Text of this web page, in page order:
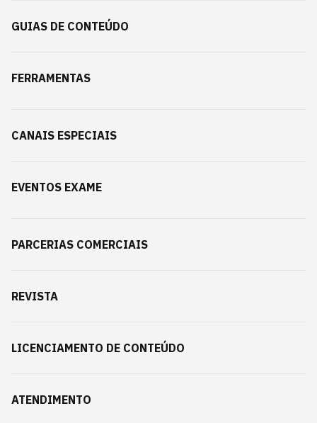
GUIAS DE CONTEÚDO
FERRAMENTAS
CANAIS ESPECIAIS
EVENTOS EXAME
PARCERIAS COMERCIAIS
REVISTA
LICENCIAMENTO DE CONTEÚDO
ATENDIMENTO